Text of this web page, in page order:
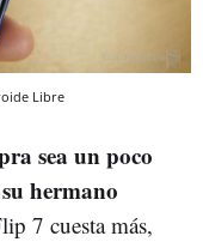
Libre
sea un poco
hermano
7 cuesta más,